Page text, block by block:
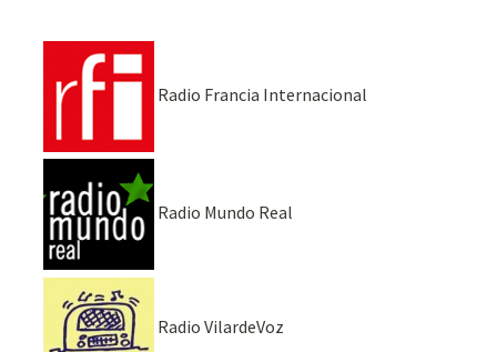
Radio Francia Internacional
Radio Mundo Real
Radio VilardeVoz